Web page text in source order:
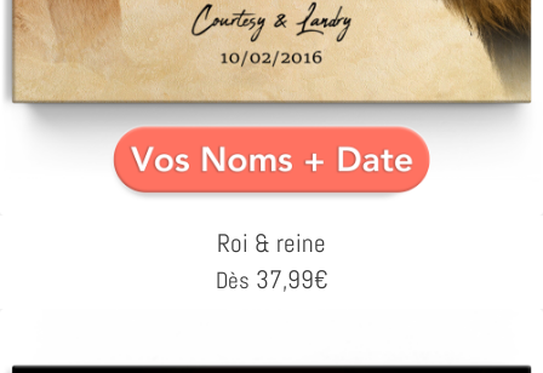
Roi & reine
Dès 37,99€